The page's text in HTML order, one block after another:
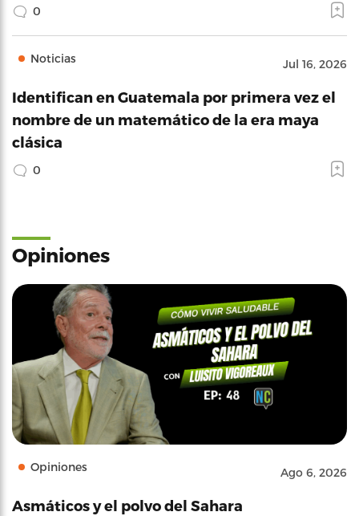
0
Noticias Jul 16, 2026
Identifican en Guatemala por primera vez el
nombre de un matemático de la era maya
clásica
0
Opiniones
Opiniones Ago 6, 2026
Asmáticos y el polvo del Sahara